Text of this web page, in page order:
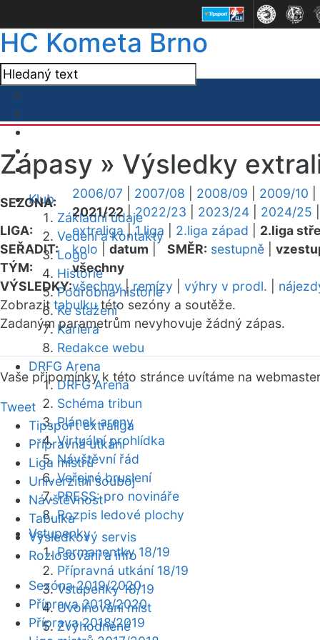
HC Kometa Brno
Klub
Základní údaje
Vedení a kontakty
Logo
Historie
Podrobná historie
Ke stažení
Kariéra
Redakce webu
DRFG Arena
DRFG Arena
Schéma tribun
Plánek areny
Virtuální prohlídka
Návštěvní řád
Veřejné bruslení
PRESS: pro novináře
Rozpis ledové plochy
Vstupenky
Permanentky 18/19
Přípravná utkání 18/19
Vstupenky 18/19
Uvolňování míst
Zvýhodněné
Zápasy » Výsledky
SEZONA:
2006/07 2007/08 2008/09 2009/10
2021/22|2022/23 2023/24 2024/25
LIGA:
extraliga |1.liga 2.liga západ 2.liga
SEŘADIT:
kolo datum SMĚR: sestupně
TÝM:
všechny
VÝSLEDKY:všechny|remízy výhry v prodl.
Zobrazit tabulkutéto sezóny a soutěže.
Zadaným parametrům nevyhovuje žádný zápas.
Vaše připomínky k této stránce uvítáme na webmaster
Tweet
Tipsport extraliga
Přípravná utkání
Liga mistrů
Univerzitní souboj
Návštěvnost
Tabulka
Výsledkový servis
Rozlosování a info
Sezóna 2019/2020
Příprava 2019/2020
Příprava 2018/2019